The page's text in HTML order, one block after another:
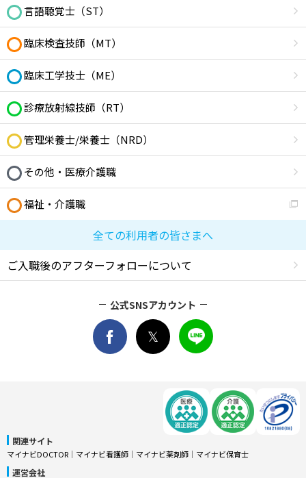
言語聴覚士（ST）
臨床検査技師（MT）
臨床工学技士（ME）
診療放射線技師（RT）
管理栄養士/栄養士（NRD）
その他・医療介護職
福祉・介護職
全ての利用者の皆さまへ
ご入職後のアフターフォローについて
公式SNSアカウント
関連サイト
マイナビDOCTOR │ マイナビ看護師 │ マイナビ薬剤師 │ マイナビ保育士
運営会社